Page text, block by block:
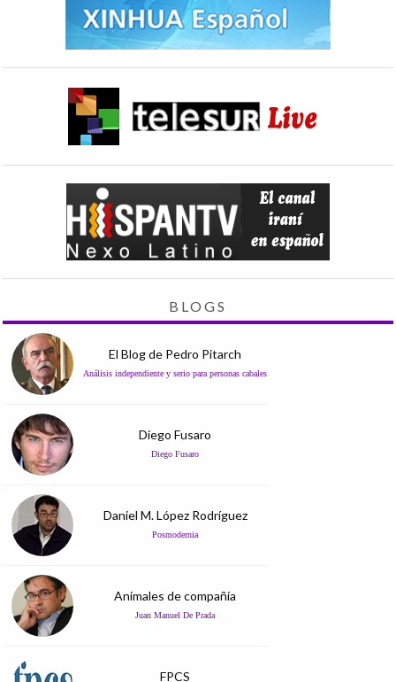
BLOGS
El Blog de Pedro Pitarch
Análisis independiente y serio para personas cabales
Diego Fusaro
Diego Fusaro
Daniel M. López Rodríguez
Posmodernia
Animales de compañía
Juan Manuel De Prada
FPCS